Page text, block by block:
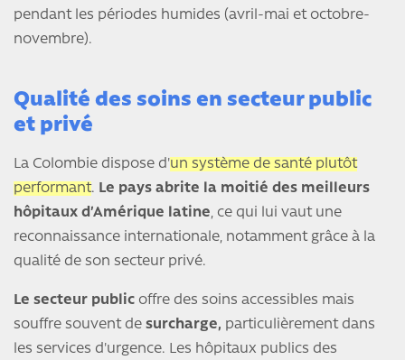
pendant les périodes humides (avril-mai et octobre-
novembre).
Qualité des soins en secteur public
et privé
La Colombie dispose d'un système de santé plutôt
performant. Le pays abrite la moitié des meilleurs
hôpitaux d’Amérique latine, ce qui lui vaut une
reconnaissance internationale, notamment grâce à la
qualité de son secteur privé.
Le secteur public offre des soins accessibles mais
souffre souvent de surcharge, particulièrement dans
les services d'urgence. Les hôpitaux publics des